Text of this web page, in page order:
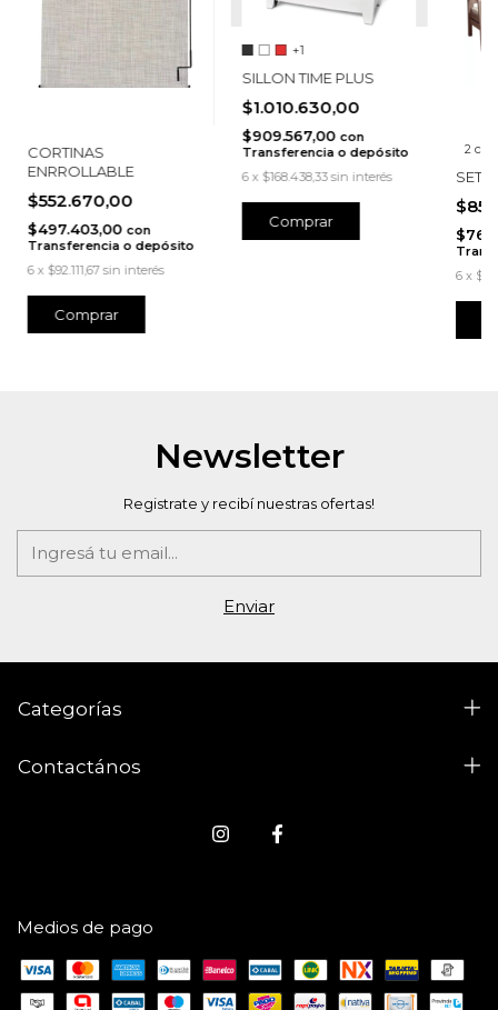
CORTINAS
ENRROLLABLE
$552.670,00
$497.403,00 con
Transferencia o depósito
6 x $92.111,67 sin interés
+1
SILLON TIME PLUS
$1.010.630,00
$909.567,00 con
Transferencia o depósito
6 x $168.438,33 sin interés
Comprar
2
SET
6 x
Newsletter
Registrate y recibí nuestras ofertas!
Categorías
Contactános
Medios de pago